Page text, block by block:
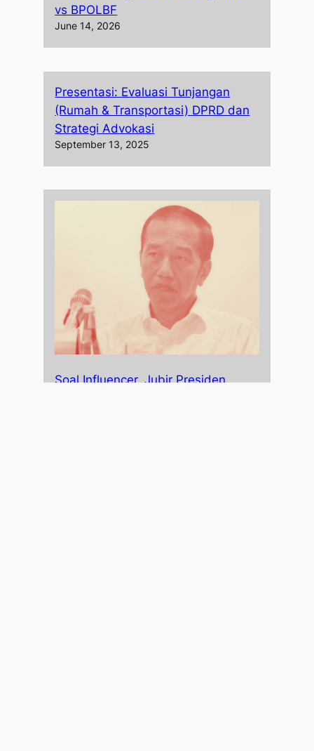
vs BPOLBF
June 14, 2026
Presentasi: Evaluasi Tunjangan
(Rumah & Transportasi) DPRD dan
Strategi Advokasi
September 13, 2025
Soal Influencer, Jubir Presiden